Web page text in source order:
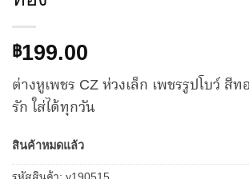
฿199.00
ต่างหูเพชร CZ ห่วงเล็ก เพชรรูปโบว์ สี
รัก ใส่ได้ทุกวัน
สินค้าหมดแล้ว